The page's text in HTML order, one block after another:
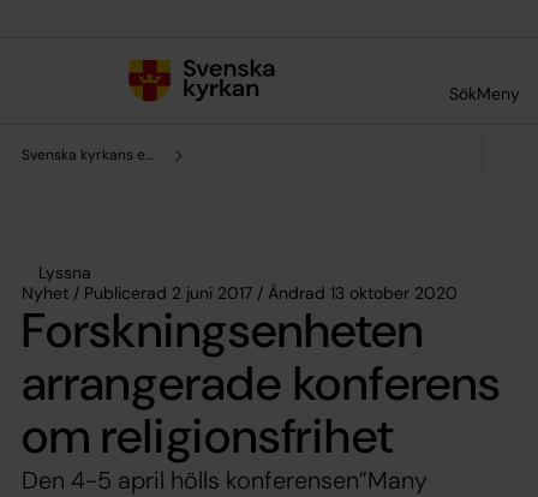
SökMeny
Svenska kyrkans enhet för forskning och analys
Lyssna
Nyhet / Publicerad 2 juni 2017 / Ändrad 13 oktober 2020
Forskningsenheten
arrangerade konferens
om religionsfrihet
Den 4-5 april hölls konferensen”Many